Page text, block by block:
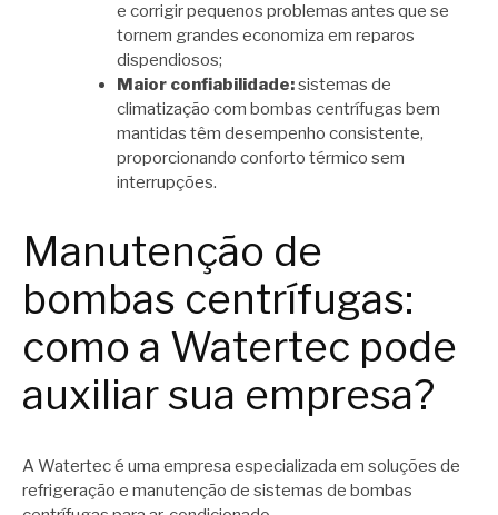
e corrigir pequenos problemas antes que se
tornem grandes economiza em reparos
dispendiosos;
Maior confiabilidade:sistemas de
climatização com bombas centrífugas bem
mantidas têm desempenho consistente,
proporcionando conforto térmico sem
interrupções.
Manutenção de
bombas centrífugas:
como a Watertec pode
auxiliar sua empresa?
A Watertec é uma empresa especializada em soluções de
refrigeração e manutenção de sistemas de bombas